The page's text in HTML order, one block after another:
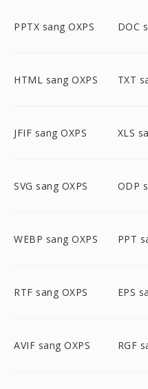
PPTX sang OXPS DOC
HTML sang OXPS TXT
JFIF sang OXPS XLS
SVG sang OXPS ODP
WEBP sang OXPS PPT
RTF sang OXPS EPS
AVIF sang OXPS RGF